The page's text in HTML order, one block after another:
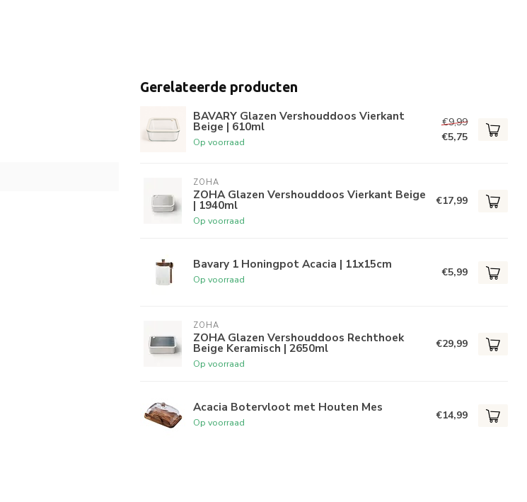
Gerelateerde producten
BAVARY Glazen Vershouddoos Vierkant
Beige | 610ml
Op voorraad
€9,99
€5,75
ZOHA
ZOHA Glazen Vershouddoos Vierkant Beige
| 1940ml
Op voorraad
€17,99
Bavary 1 Honingpot Acacia | 11x15cm
Op voorraad
€5,99
ZOHA
ZOHA Glazen Vershouddoos Rechthoek
Beige Keramisch | 2650ml
Op voorraad
€29,99
Acacia Botervloot met Houten Mes
Op voorraad
€14,99